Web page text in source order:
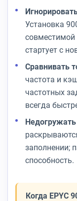
Установка
совместимой
стартует с
Сравнивать
частота и
частотных
всегда
заполнении;
способность.
Когда EPYC